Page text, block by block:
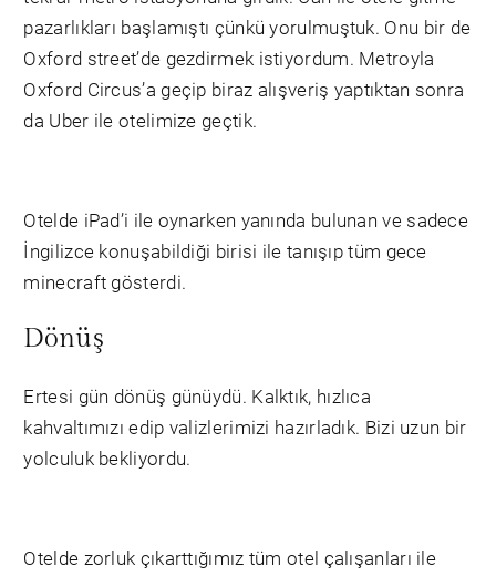
pazarlıkları başlamıştı çünkü yorulmuştuk. Onu bir de
Oxford street’de gezdirmek istiyordum. Metroyla
Oxford Circus’a geçip biraz alışveriş yaptıktan sonra
da Uber ile otelimize geçtik.
Otelde iPad’i ile oynarken yanında bulunan ve sadece
İngilizce konuşabildiği birisi ile tanışıp tüm gece
minecraft gösterdi.
Dönüş
Ertesi gün dönüş günüydü. Kalktık, hızlıca
kahvaltımızı edip valizlerimizi hazırladık. Bizi uzun bir
yolculuk bekliyordu.
Otelde zorluk çıkarttığımız tüm otel çalışanları ile